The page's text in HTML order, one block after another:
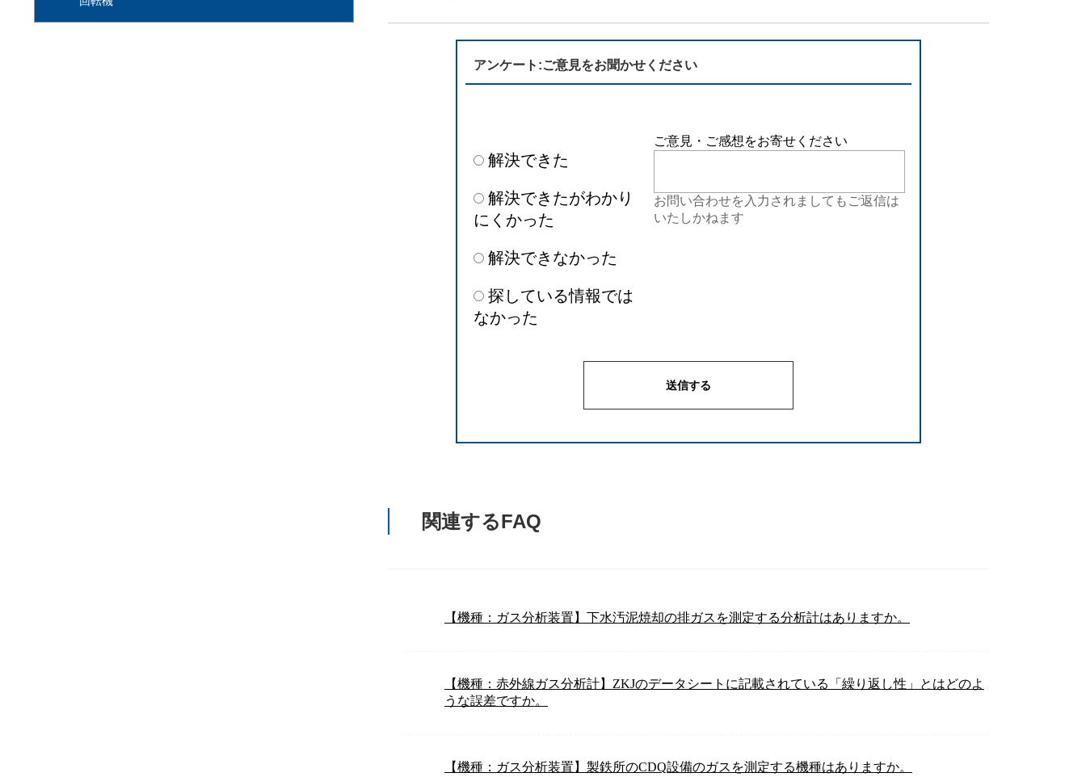
アンケート:ご意見をお聞かせください
解決できた
解決できたがわかり
にくかった
解決できなかった
探している情報では
なかった
ご意見・ご感想をお寄せください
お問い合わせを入力されましてもご返信は
いたしかねます
関連するFAQ
【機種：ガス分析装置】下水汚泥焼却の排ガスを測定する分析計はありますか。
【機種：赤外線ガス分析計】ZKJのデータシートに記載されている「繰り返し性」とはどのよ
うな誤差ですか。
【機種：ガス分析装置】製鉄所のCDQ設備のガスを測定する機種はありますか。